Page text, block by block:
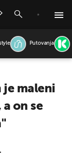
Putovanja
je maleni
on se